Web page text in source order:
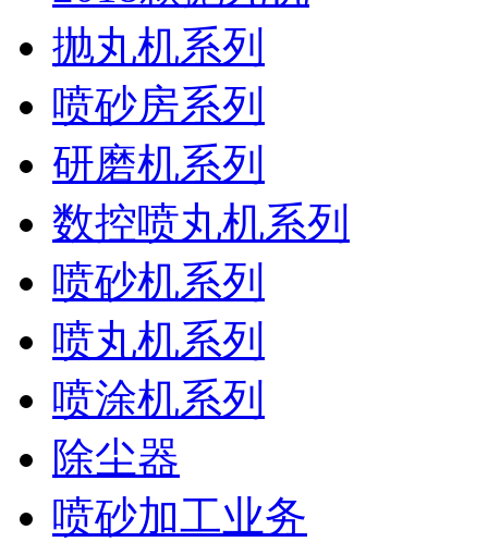
抛丸机系列
喷砂房系列
研磨机系列
数控喷丸机系列
喷砂机系列
喷丸机系列
喷涂机系列
除尘器
喷砂加工业务